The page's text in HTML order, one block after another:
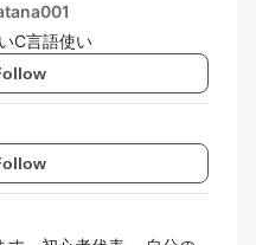
C言語使い